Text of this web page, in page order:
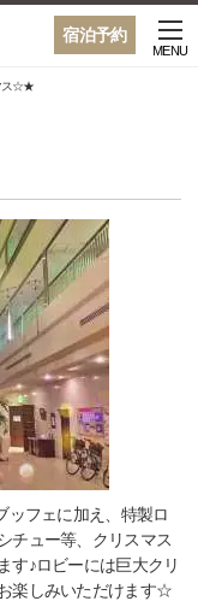
宿泊予約
MENU
ス☆★
ッフェに加え、特製ロ
チュー等、クリスマス
す♪ロビーには巨大クリ
楽しみいただけます☆